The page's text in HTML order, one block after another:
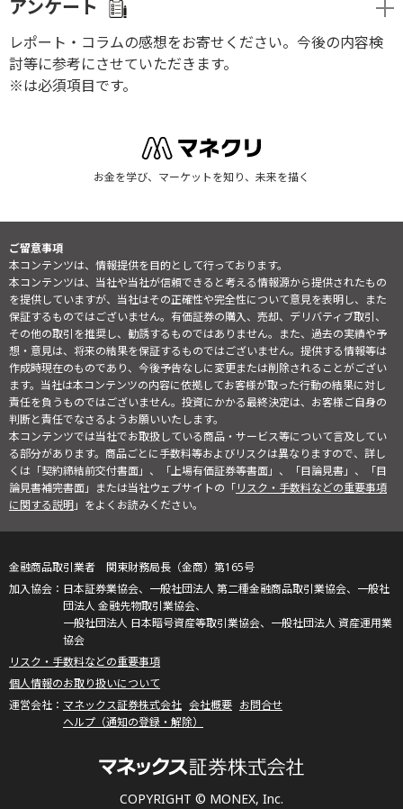
アンケート
レポート・コラムの感想をお寄せください。今後の内容検
討等に参考にさせていただきます。
※は必須項目です。
お金を学び、マーケットを知り、未来を描く
ご留意事項
本コンテンツは、情報提供を目的として行っております。
本コンテンツは、当社や当社が信頼できると考える情報源から提供されたもの
を提供していますが、当社はその正確性や完全性について意見を表明し、また
保証するものではございません。有価証券の購入、売却、デリバティブ取引、
その他の取引を推奨し、勧誘するものではありません。また、過去の実績や予
想・意見は、将来の結果を保証するものではございません。提供する情報等は
作成時現在のものであり、今後予告なしに変更または削除されることがござい
ます。当社は本コンテンツの内容に依拠してお客様が取った行動の結果に対し
責任を負うものではございません。投資にかかる最終決定は、お客様ご自身の
判断と責任でなさるようお願いいたします。
本コンテンツでは当社でお取扱している商品・サービス等について言及してい
る部分があります。商品ごとに手数料等およびリスクは異なりますので、詳し
くは「契約締結前交付書面」、「上場有価証券等書面」、「目論見書」、「目
論見書補完書面」または当社ウェブサイトの「リスク・手数料などの重要事項
に関する説明」をよくお読みください。
COPYRIGHT © MONEX, Inc.
金融商品取引業者 関東財務局長（金商）第165号
日本証券業協会、一般社団法人 第二種金融商品取引業協会、一般社
団法人 金融先物取引業協会、
一般社団法人 日本暗号資産等取引業協会、一般社団法人 資産運用業
協会
リスク・手数料などの重要事項
個人情報のお取り扱いについて
マネックス証券株式会社 会社概要 お問合せ
ヘルプ（通知の登録・解除）